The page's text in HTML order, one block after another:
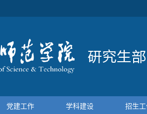
党建工作 学科建设 招生